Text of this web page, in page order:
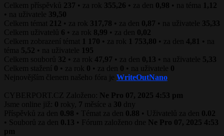
Celkem příspěvků 237 • za rok 355,26 • za den 0,98 • na téma 1,12
• na uživatele 39,50
Celkem témat 212 • za rok 317,78 • za den 0,87 • na uživatele 35,33
Celkem uživatelů 6 • za rok 8,99 • za den 0,02
Celkem zobrazení témat
1 170 • za rok 1 753,80 • za den 4,81 • na
téma 5,52 • na uživatele 195
Celkem souborů
32 • za rok 47,97 • za den 0,13 • na uživatele 5,33
Celkem stažení 0 • za rok 0 • za den 0 • na uživatele 0
Nejnovějším členem našeho fóra je WriteOutNano
CYBERPORT.CZ Založeno:
Ne Pro 07, 2025 4:53 pm
Jsme online již: 0 roky, 7 měsíce a 30 dny
Příspěvků za den 0.98 • Témat za den 0.88 • Uživatelů za den 0.02
• Souborů za den 0.13 • Fórum založeno dne Ne Pro 07, 2025 4:53
pm